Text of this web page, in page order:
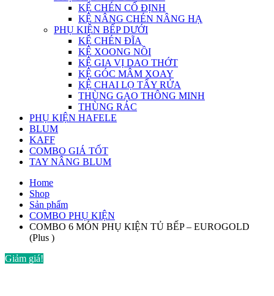
KỆ CHÉN CỐ ĐỊNH
KỆ NÂNG CHÉN NÂNG HẠ
PHỤ KIỆN BẾP DƯỚI
KỆ CHÉN ĐĨA
KỆ XOONG NỒI
KỆ GIA VỊ DAO THỚT
KỆ GÓC MÂM XOAY
KỆ CHAI LỌ TẨY RỬA
THÙNG GẠO THÔNG MINH
THÙNG RÁC
PHỤ KIỆN HAFELE
BLUM
KAFF
COMBO GIÁ TỐT
TAY NÂNG BLUM
Home
Shop
Sản phẩm
COMBO PHỤ KIỆN
COMBO 6 MÓN PHỤ KIỆN TỦ BẾP – EUROGOLD
(Plus )
Giảm giá!